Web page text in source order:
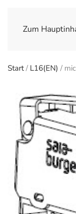
Zum
Start/ L16(EN) /